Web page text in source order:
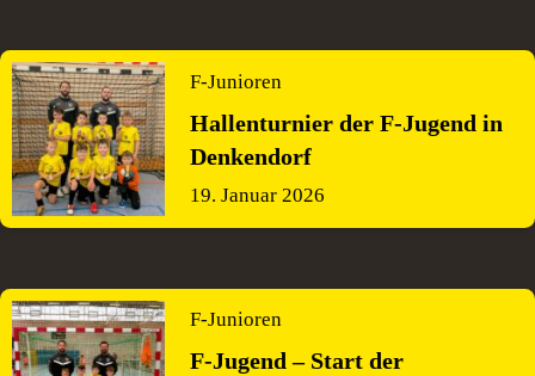
F-Junioren
Hallenturnier der F-Jugend in
Denkendorf
19. Januar 2026
F-Junioren
F-Jugend – Start der